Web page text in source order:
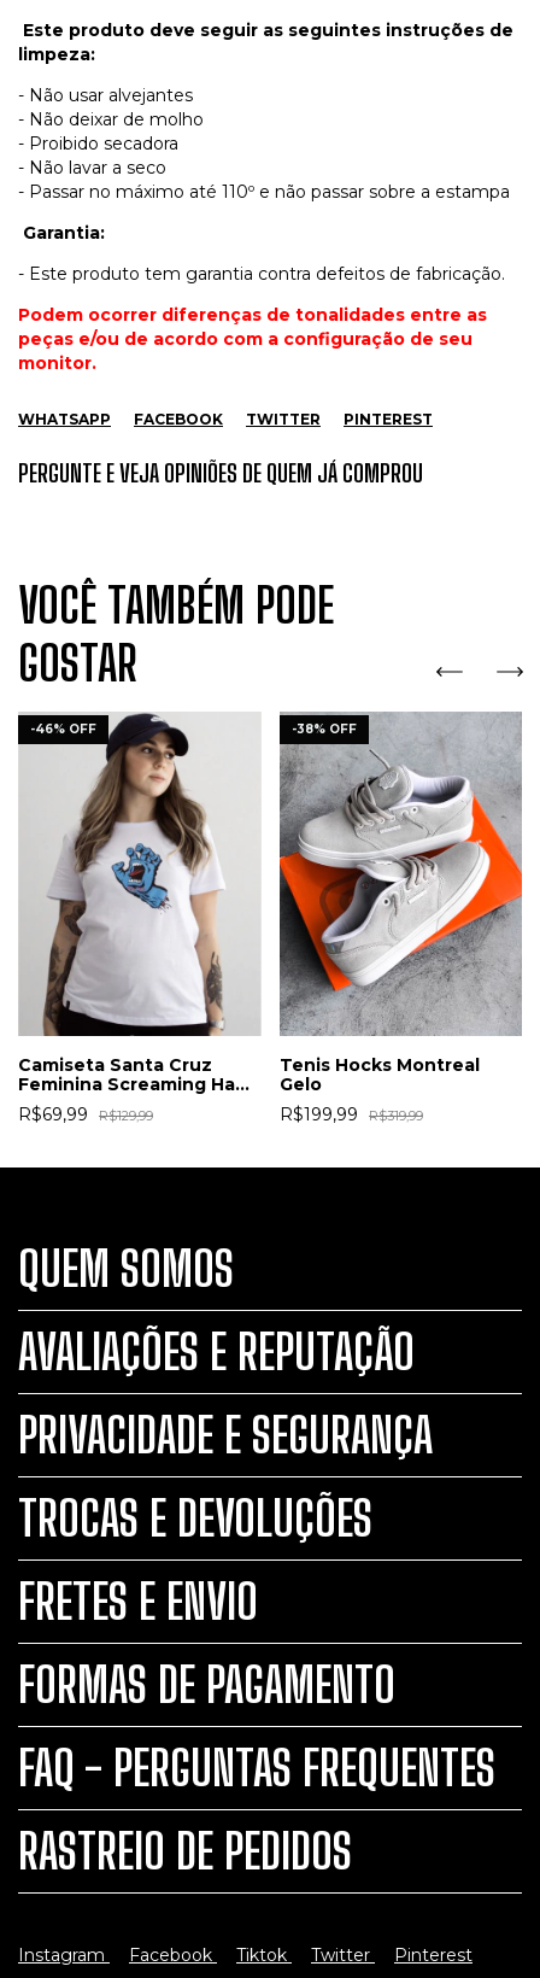
Este produto deve seguir as seguintes instruções de
limpeza:
- Não usar alvejantes
- Não deixar de molho
- Proibido secadora
- Não lavar a seco
- Passar no máximo até 110º e não passar sobre a estampa
Garantia:
- Este produto tem garantia contra defeitos de fabricação.
Podem ocorrer diferenças de tonalidades entre as
peças e/ou de acordo com a configuração de seu
monitor.
WHATSAPP FACEBOOK TWITTER PINTEREST
PERGUNTE E VEJA OPINIÕES DE QUEM JÁ COMPROU
VOCÊ TAMBÉM PODE
GOSTAR
-46% OFF
Camiseta Santa Cruz
Feminina Screaming Hand
Branca
R$69,99 R$129,99
-38% OFF
Tenis Hocks Montreal
Gelo
R$199,99
R$319,99
QUEM SOMOS
AVALIAÇÕES E REPUTAÇÃO
PRIVACIDADE E SEGURANÇA
TROCAS E DEVOLUÇÕES
FRETES E ENVIO
FORMAS DE PAGAMENTO
FAQ - PERGUNTAS FREQUENTES
RASTREIO DE PEDIDOS
Instagram Facebook Tiktok Twitter Pinterest